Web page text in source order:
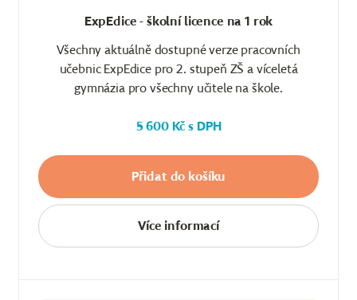
ExpEdice - školní licence na 1 rok
Všechny aktuálně dostupné verze pracovních
učebnic ExpEdice pro 2. stupeň ZŠ a víceletá
gymnázia pro všechny učitele na škole.
5 600 Kč s DPH
Přidat do košíku
Více informací